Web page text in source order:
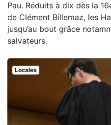
Pau. Réduits à dix dès la
de Clément Billemaz, les
jusqu’au bout grâce
salvateurs.
Locales